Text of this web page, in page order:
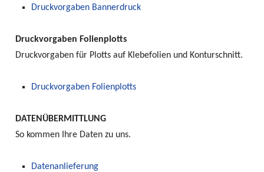
Druckvorgaben Bannerdruck
Druckvorgaben Folienplotts
Druckvorgaben für Plotts auf Klebefolien und Konturschnitt.
Druckvorgaben Folienplotts
DATENÜBERMITTLUNG
So kommen Ihre Daten zu uns.
Datenanlieferung